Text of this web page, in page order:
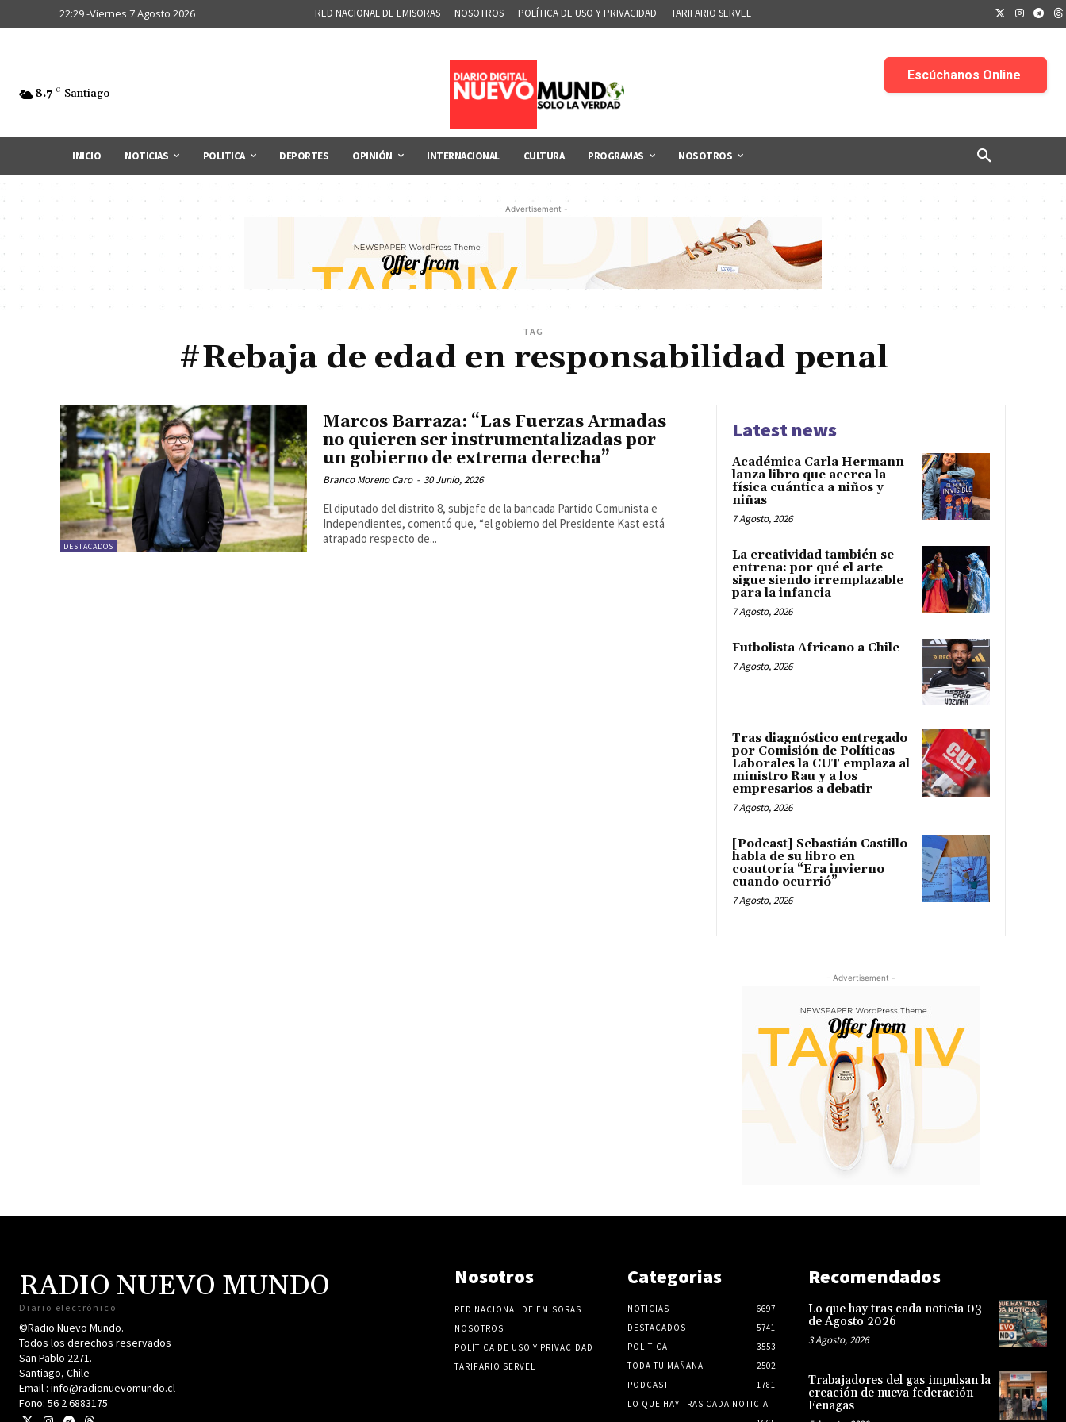
22:29 -Viernes 7 Agosto 2026 RED NACIONAL DE EMISORAS NOSOTROS POLÍTICA DE USO Y PRIVACIDAD TARIFARIO SERVEL
8.7 C Santiago
INICIO NOTICIAS POLITICA DEPORTES OPINIÓN INTERNACIONAL CULTURA PROGRAMAS NOSOTROS
- Advertisement -
TAG
#Rebaja de edad en responsabilidad penal
DESTACADOS
Marcos Barraza: “Las Fuerzas Armadas
no quieren ser instrumentalizadas por
un gobierno de extrema derecha”
Branco Moreno Caro - 30 Junio, 2026
El diputado del distrito 8, subjefe de la bancada Partido Comunista e
Independientes, comentó que, “el gobierno del Presidente Kast está
atrapado respecto de...
Latest news
Académica Carla Hermann
lanza libro que acerca la
física cuántica a niños y
niñas
7 Agosto, 2026
La creatividad también se
entrena: por qué el arte
sigue siendo irremplazable
para la infancia
7 Agosto, 2026
Futbolista Africano a Chile
7 Agosto, 2026
Tras diagnóstico entregado
por Comisión de Políticas
Laborales la CUT emplaza al
ministro Rau y a los
empresarios a debatir
7 Agosto, 2026
[Podcast] Sebastián Castillo
habla de su libro en
coautoría “Era invierno
cuando ocurrió”
7 Agosto, 2026
- Advertisement -
RADIO NUEVO MUNDO
Diario electrónico
©Radio Nuevo Mundo.
Todos los derechos reservados
San Pablo 2271.
Santiago, Chile
Email : info@radionuevomundo.cl
Fono: 56 2 6883175
Nosotros
RED NACIONAL DE EMISORAS
NOSOTROS
POLÍTICA DE USO Y PRIVACIDAD
TARIFARIO SERVEL
Categorias
NOTICIAS
6697
DESTACADOS
5741
POLITICA
3553
TODA TU MAÑANA
2502
PODCAST
1781
LO QUE HAY TRAS CADA NOTICIA
Recomendados
Lo que hay tras cada noticia 03
de Agosto 2026
3 Agosto, 2026
Trabajadores del gas impulsan la
creación de nueva federación
Fenagas